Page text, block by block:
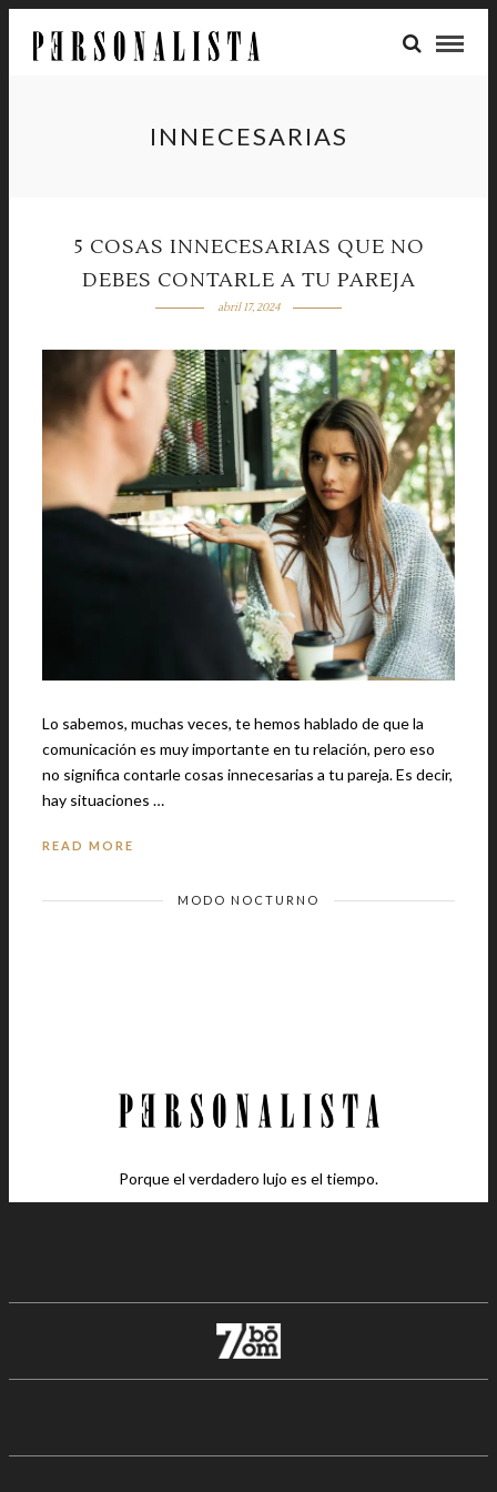
INNECESARIAS
5 COSAS INNECESARIAS QUE NO
DEBES CONTARLE A TU PAREJA
abril 17, 2024
Lo sabemos, muchas veces, te hemos hablado de que la
comunicación es muy importante en tu relación, pero eso
no significa contarle cosas innecesarias a tu pareja. Es decir,
hay situaciones …
READ MORE
MODO NOCTURNO
Porque el verdadero lujo es el tiempo.